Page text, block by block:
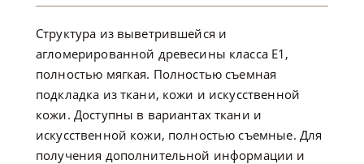
Структура из выветрившейся и
агломерированной древесины класса E1,
полностью мягкая. Полностью съемная
подкладка из ткани, кожи и искусственной
кожи. Доступны в вариантах ткани и
искусственной кожи, полностью съемные. Для
получения дополнительной информации и